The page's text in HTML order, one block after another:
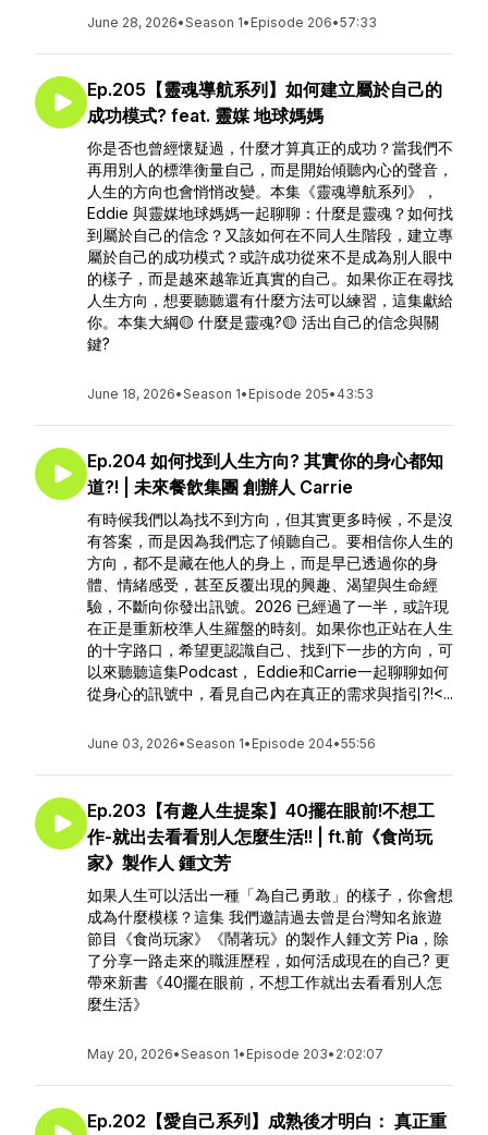
June 28, 2026•Season 1• Episode 206•57:33
Ep.205【靈魂導航系列】如何建立屬於自己的
成功模式? feat. 靈媒 地球媽媽
你是否也曾經懷疑過，什麼才算真正的成功？當我們不
再用別人的標準衡量自己，而是開始傾聽內心的聲音，
人生的方向也會悄悄改變。本集《靈魂導航系列》，
Eddie 與靈媒地球媽媽一起聊聊：什麼是靈魂？如何找
到屬於自己的信念？又該如何在不同人生階段，建立專
屬於自己的成功模式？或許成功從來不是成為別人眼中
的樣子，而是越來越靠近真實的自己。如果你正在尋找
人生方向，想要聽聽還有什麼方法可以練習，這集獻給
你。本集大綱🟡 什麼是靈魂?🟡 活出自己的信念與關
鍵?
June 18, 2026•Season 1• Episode 205• 43:53
Ep.204 如何找到人生方向? 其實你的身心都知
道?! | 未來餐飲集團 創辦人 Carrie
有時候我們以為找不到方向，但其實更多時候，不是沒
有答案，而是因為我們忘了傾聽自己。要相信你人生的
方向，都不是藏在他人的身上，而是早已透過你的身
體、情緒感受，甚至反覆出現的興趣、渴望與生命經
驗，不斷向你發出訊號。2026 已經過了一半，或許現
在正是重新校準人生羅盤的時刻。如果你也正站在人生
的十字路口，希望更認識自己、找到下一步的方向，可
以來聽聽這集Podcast， Eddie和Carrie一起聊聊如何
從身心的訊號中，看見自己內在真正的需求與指引?!<...
June 03, 2026•Season 1• Episode 204•55:56
Ep.203【有趣人生提案】40擺在眼前!不想工
作-就出去看看別人怎麼生活!! | ft.前《食尚玩
家》製作人 鍾文芳
如果人生可以活出一種「為自己勇敢」的樣子，你會想
成為什麼模樣？這集 我們邀請過去曾是台灣知名旅遊
節目《食尚玩家》《鬧著玩》的製作人鍾文芳 Pia，除
了分享一路走來的職涯歷程，如何活成現在的自己? 更
帶來新書《40擺在眼前，不想工作就出去看看別人怎
麼生活》
May 20, 2026•Season 1• Episode 203• 2:02:07
Ep.202【愛自己系列】成熟後才明白： 真正重